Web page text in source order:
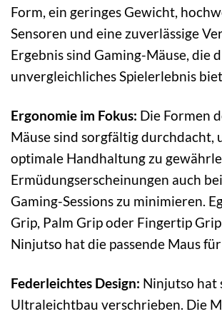
Form, ein geringes Gewicht,
Sensoren und eine zuverlässige
Ergebnis sind Gaming-Mäuse, die
unvergleichliches Spielerlebnis
Ergonomie im Fokus: Die Formen
Mäuse sind sorgfältig durchdacht,
optimale Handhaltung zu
Ermüdungserscheinungen auch
Gaming-Sessions zu minimieren.
Grip, Palm Grip oder Fingertip
Ninjutso hat die passende Maus
Federleichtes Design: Ninjutso hat
Ultraleichtbau verschrieben. Die